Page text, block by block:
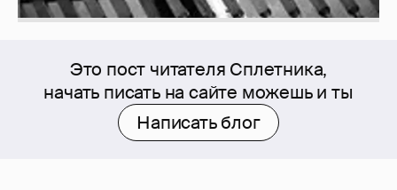
Это пост читателя Сплетника,
начать писать на сайте можешь и ты
Написать блог